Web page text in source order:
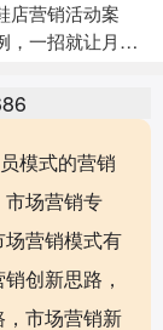
店营销活动案
，一招就让月营
模式的营销
场营销专
营销模式有
创新思路，
市场营销新